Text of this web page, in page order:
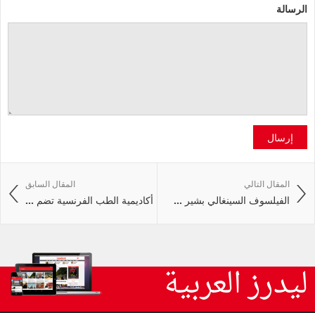
الرسالة
إرسال
المقال السابق
أكاديمية الطب الفرنسية تضم ...
المقال التالي
الفيلسوف السينغالي بشير ...
ليدرز العربية